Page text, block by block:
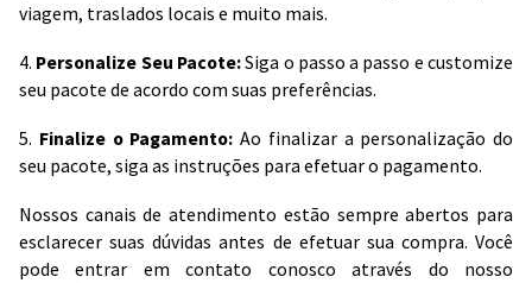
viagem, traslados locais e muito mais.
4. Personalize Seu Pacote:Siga o passo a passo e customize
seu pacote de acordo com suas preferências.
5. Finalize o Pagamento: Ao finalizar a personalização do
seu pacote, siga as instruções para efetuar o pagamento.
Nossos canais de atendimento estão sempre abertos para
esclarecer suas dúvidas antes de efetuar sua compra. Você
pode entrar em contato conosco através do nosso